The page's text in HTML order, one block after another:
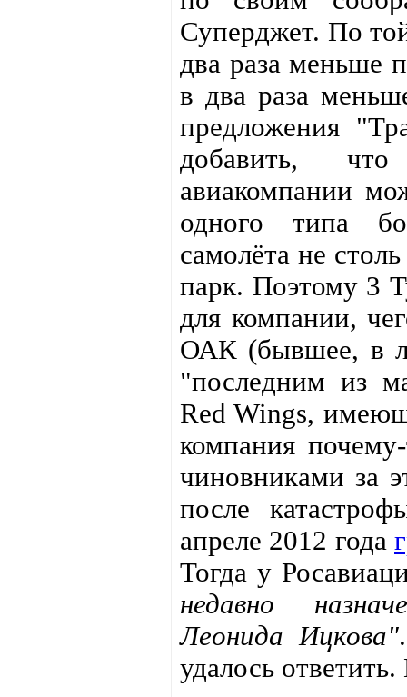
Суперджет. По
два раза меньше
в два раза
предложения
добавить,
авиакомпании
одного типа
самолёта не
парк. Поэтому 3
для компании,
ОАК (бывшее, в
"последним из
Red Wings,
компания
чиновниками за
после
апреле 2012 года
Тогда у
недавно
Леонида Ицкова"
удалось ответить.